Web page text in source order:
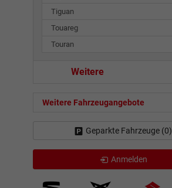
Tiguan
Touareg
Touran
Weitere
Weitere Fahrzeugangebote
Geparkte Fahrzeuge (0)
Anmelden